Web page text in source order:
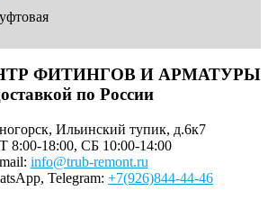
ФИТИНГОВ И АРМАТУРЫ
по России
Ильинский тупик, д.6к7
18:00, СБ 10:00-14:00
info@trub-remont.ru
Telegram: +7(926)844-44-46